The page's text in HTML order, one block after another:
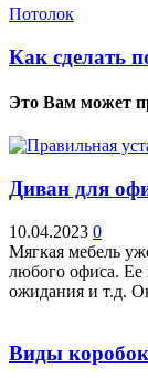
Потолок
Как сделать
Это Вам может
Диван для
10.04.2023 0
Мягкая мебель
любого офиса. Ее
ожидания и т.д.
Виды